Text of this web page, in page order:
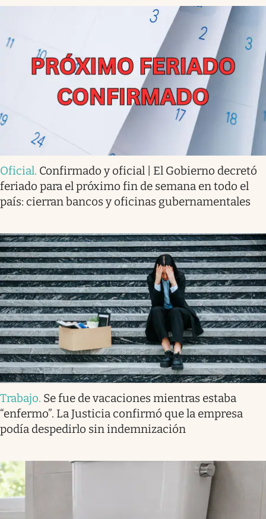
Oficial. Confirmado y oficial | El Gobierno decretó
feriado para el próximo fin de semana en todo el
país: cierran bancos y oficinas gubernamentales
Trabajo. Se fue de vacaciones mientras estaba
“enfermo”. La Justicia confirmó que la empresa
podía despedirlo sin indemnización